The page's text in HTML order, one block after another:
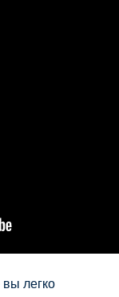
вы легко